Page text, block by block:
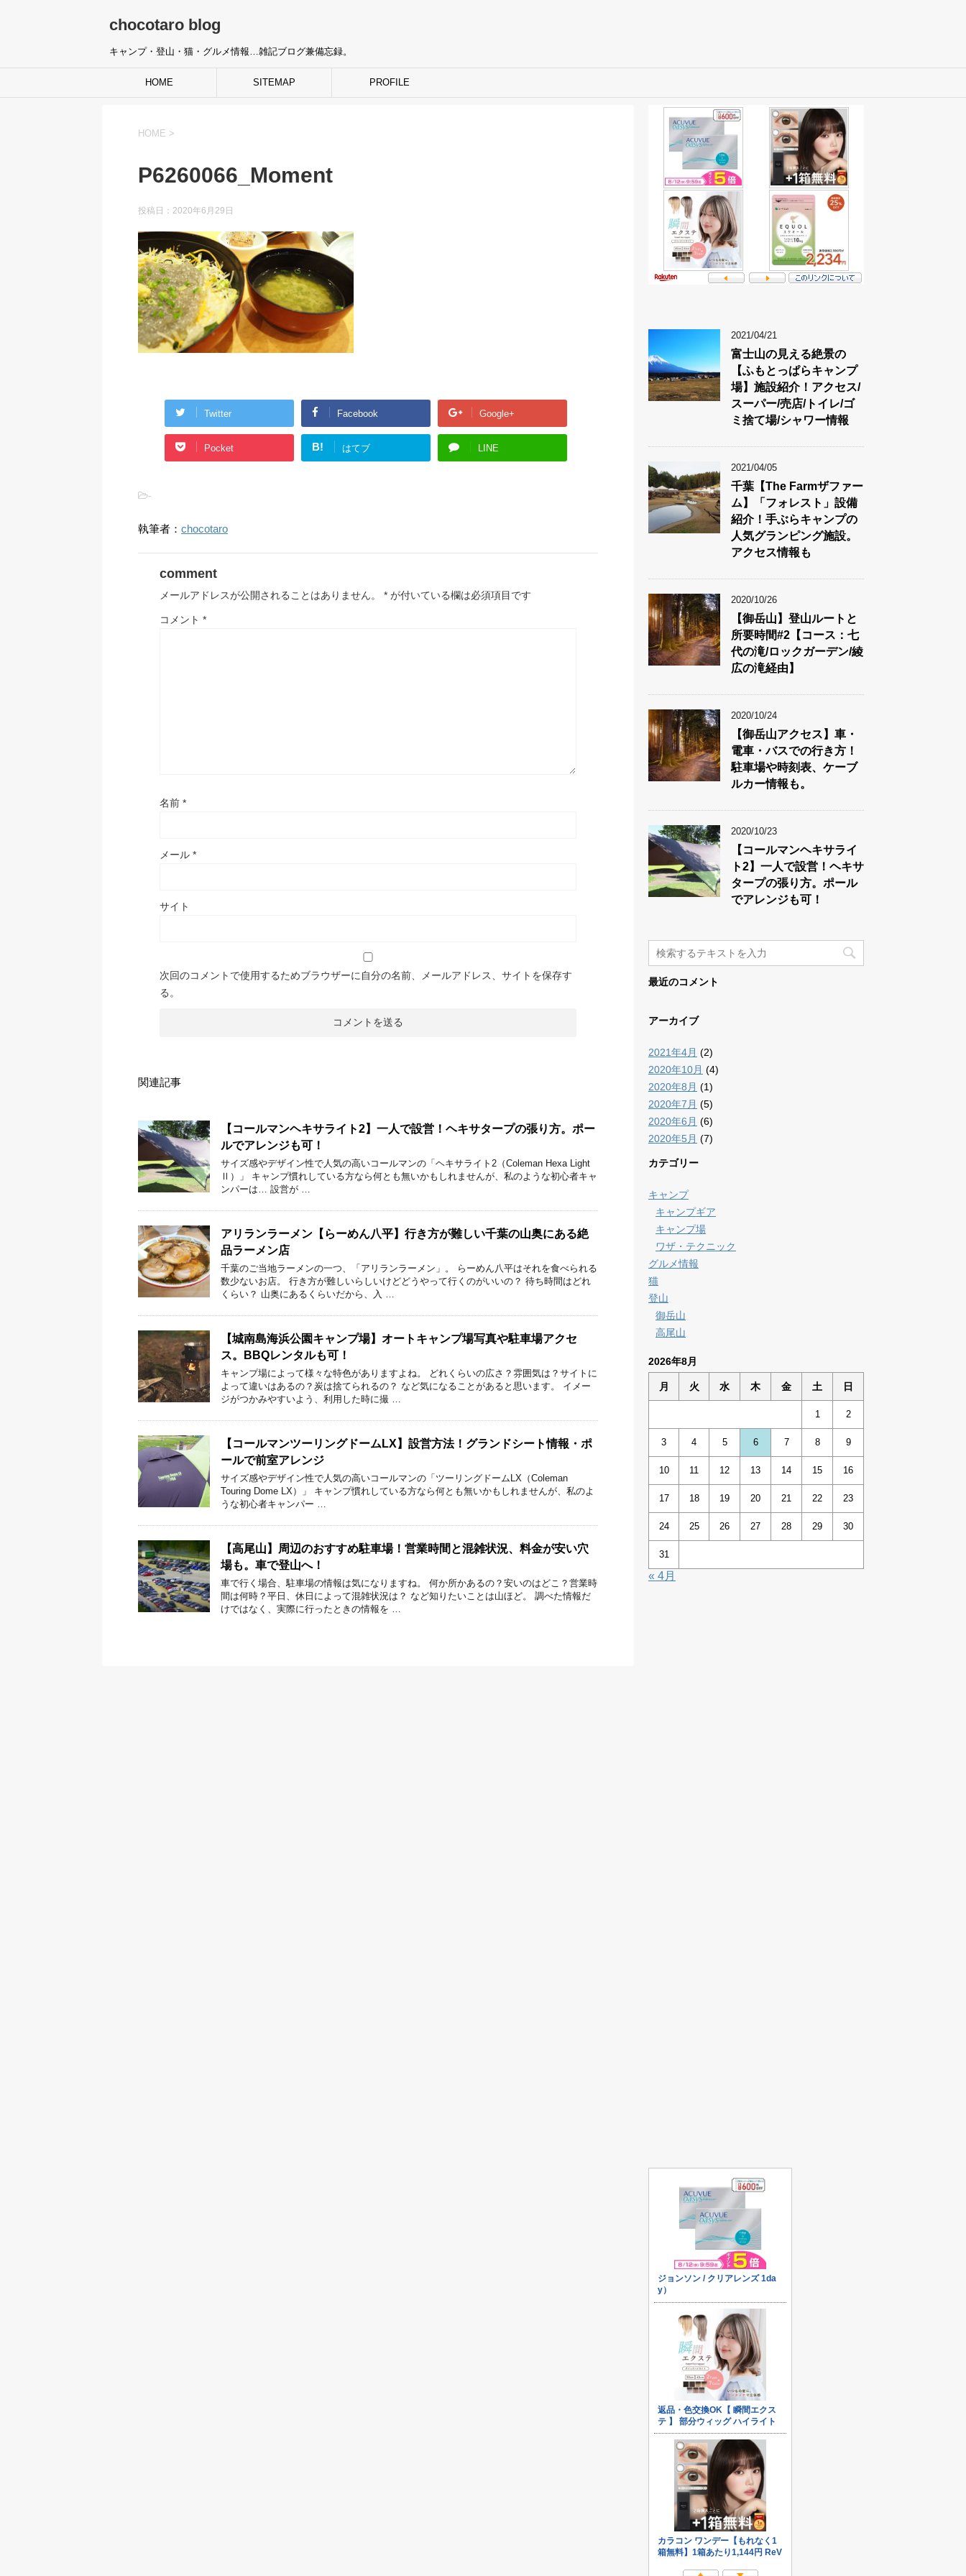
chocotaro blog
キャンプ・登山・猫・グルメ情報…雑記ブログ兼備忘録。
HOME SITEMAP PROFILE
HOME >
P6260066_Moment
投稿日： 2020年6月29日
Twitter Facebook Google+
Pocket B! はてブ LINE
-
執筆者： chocotaro
comment
メールアドレスが公開されることはありません。 * が付いている欄は必須項目です
コメント *
名前 *
メール *
サイト
次回のコメントで使用するためブラウザーに自分の名前、メールアドレス、サイトを保存す
る。
関連記事
【コールマンヘキサライト2】一人で設営！ヘキサタープの張り方。ポー
ルでアレンジも可！
サイズ感やデザイン性で人気の高いコールマンの「ヘキサライト2（Coleman Hexa Light
Ⅱ）」 キャンプ慣れしている方なら何とも無いかもしれませんが、私のような初心者キャ
ンパーは… 設営が …
アリランラーメン【らーめん八平】行き方が難しい千葉の山奥にある絶
品ラーメン店
千葉のご当地ラーメンの一つ、「アリランラーメン」。 らーめん八平はそれを食べられる
数少ないお店。 行き方が難しいらしいけどどうやって行くのがいいの？ 待ち時間はどれ
くらい？ 山奥にあるくらいだから、入 …
【城南島海浜公園キャンプ場】オートキャンプ場写真や駐車場アクセ
ス。BBQレンタルも可！
キャンプ場によって様々な特色がありますよね。 どれくらいの広さ？雰囲気は？サイトに
よって違いはあるの？炭は捨てられるの？ など気になることがあると思います。 イメー
ジがつかみやすいよう、利用した時に撮 …
【コールマンツーリングドームLX】設営方法！グランドシート情報・ポ
ールで前室アレンジ
サイズ感やデザイン性で人気の高いコールマンの「ツーリングドームLX（Coleman
Touring Dome LX）」 キャンプ慣れしている方なら何とも無いかもしれませんが、私のよ
うな初心者キャンパー …
【高尾山】周辺のおすすめ駐車場！営業時間と混雑状況、料金が安い穴
場も。車で登山へ！
車で行く場合、駐車場の情報は気になりますね。 何か所かあるの？安いのはどこ？営業時
間は何時？平日、休日によって混雑状況は？ など知りたいことは山ほど。 調べた情報だ
けではなく、実際に行ったときの情報を …
2021/04/21
富士山の見える絶景の
【ふもとっぱらキャンプ
場】施設紹介！アクセス/
スーパー/売店/トイレ/ゴ
ミ捨て場/シャワー情報
2021/04/05
千葉【The Farmザファー
ム】「フォレスト」設備
紹介！手ぶらキャンプの
人気グランピング施設。
アクセス情報も
2020/10/26
【御岳山】登山ルートと
所要時間#2【コース：七
代の滝/ロックガーデン/綾
広の滝経由】
2020/10/24
【御岳山アクセス】車・
電車・バスでの行き方！
駐車場や時刻表、ケーブ
ルカー情報も。
2020/10/23
【コールマンヘキサライ
ト2】一人で設営！ヘキサ
タープの張り方。ポール
でアレンジも可！
最近のコメント
アーカイブ
2021年4月 (2)
2020年10月 (4)
2020年8月 (1)
2020年7月 (5)
2020年6月 (6)
2020年5月 (7)
カテゴリー
キャンプ
キャンプギア
キャンプ場
ワザ・テクニック
グルメ情報
猫
登山
御岳山
高尾山
2026年8月
月 火 水 木 金 土 日
1 2
3 4 5 6 7 8 9
10 11 12 13 14 15 16
17 18 19 20 21 22 23
24 25 26 27 28 29 30
31
« 4月